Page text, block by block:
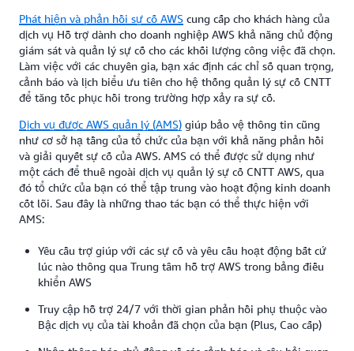
Phát hiện và phản hồi sự cố AWS cung cấp cho khách hàng của
dịch vụ Hỗ trợ dành cho doanh nghiệp AWS khả năng chủ động
giám sát và quản lý sự cố cho các khối lượng công việc đã chọn.
Làm việc với các chuyên gia, bạn xác định các chỉ số quan trọng,
cảnh báo và lịch biểu ưu tiên cho hệ thống quản lý sự cố CNTT
để tăng tốc phục hồi trong trường hợp xảy ra sự cố.
Dịch vụ được AWS quản lý (AMS) giúp bảo vệ thông tin cũng
như cơ sở hạ tầng của tổ chức của bạn với khả năng phản hồi
và giải quyết sự cố của AWS. AMS có thể được sử dụng như
một cách để thuê ngoài dịch vụ quản lý sự cố CNTT AWS, qua
đó tổ chức của bạn có thể tập trung vào hoạt động kinh doanh
cốt lõi. Sau đây là những thao tác bạn có thể thực hiện với
AMS:
Yêu cầu trợ giúp với các sự cố và yêu cầu hoạt động bất cứ
lúc nào thông qua Trung tâm hỗ trợ AWS trong bảng điều
khiển AWS
Truy cập hỗ trợ 24/7 với thời gian phản hồi phụ thuộc vào
Bậc dịch vụ của tài khoản đã chọn của bạn (Plus, Cao cấp)